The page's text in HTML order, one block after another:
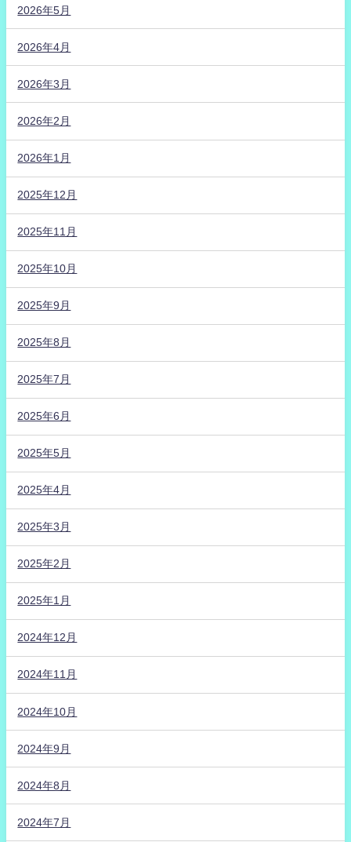
2026年5月
2026年4月
2026年3月
2026年2月
2026年1月
2025年12月
2025年11月
2025年10月
2025年9月
2025年8月
2025年7月
2025年6月
2025年5月
2025年4月
2025年3月
2025年2月
2025年1月
2024年12月
2024年11月
2024年10月
2024年9月
2024年8月
2024年7月